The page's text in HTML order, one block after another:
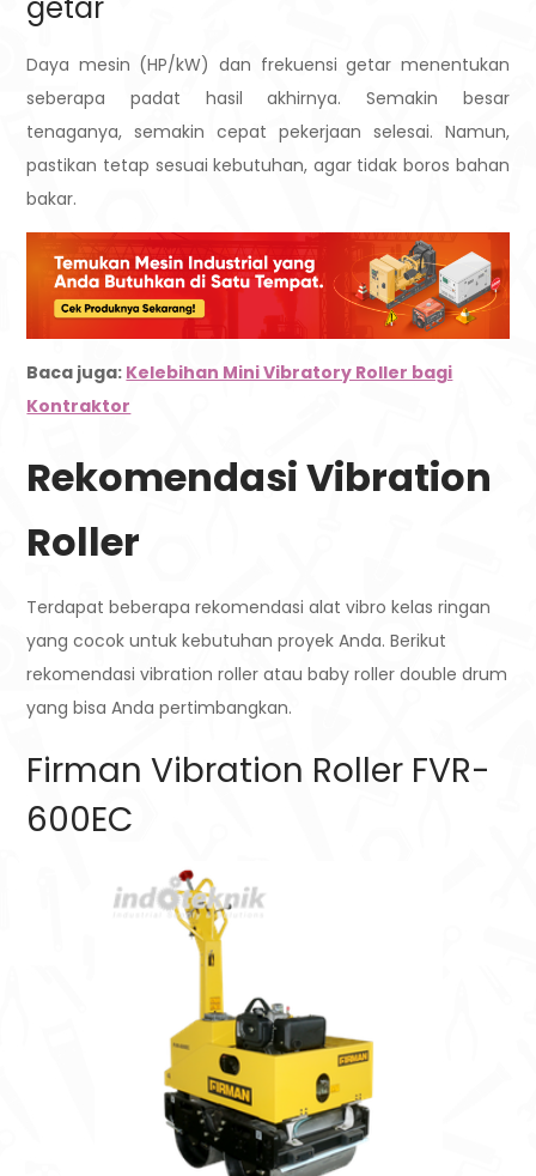
getar
Daya mesin (HP/kW) dan frekuensi getar menentukan
seberapa padat hasil akhirnya. Semakin besar
tenaganya, semakin cepat pekerjaan selesai. Namun,
pastikan tetap sesuai kebutuhan, agar tidak boros bahan
bakar.
Baca juga: Kelebihan Mini Vibratory Roller bagi
Kontraktor
Rekomendasi Vibration
Roller
Terdapat beberapa rekomendasi alat vibro kelas ringan
yang cocok untuk kebutuhan proyek Anda. Berikut
rekomendasi vibration roller atau baby roller double drum
yang bisa Anda pertimbangkan.
Firman Vibration Roller FVR-
600EC